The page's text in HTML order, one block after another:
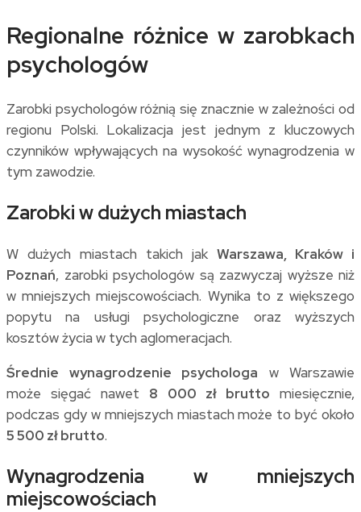
Regionalne różnice w zarobkach
psychologów
Zarobki psychologów różnią się znacznie w zależności od
regionu Polski. Lokalizacja jest jednym z kluczowych
czynników wpływających na wysokość wynagrodzenia w
tym zawodzie.
Zarobki w dużych miastach
W dużych miastach takich jak Warszawa, Kraków i
Poznań, zarobki psychologów są zazwyczaj wyższe niż
w mniejszych miejscowościach. Wynika to z większego
popytu na usługi psychologiczne oraz wyższych
kosztów życia w tych aglomeracjach.
Średnie wynagrodzenie psychologa w Warszawie
może sięgać nawet 8 000 zł brutto miesięcznie,
podczas gdy w mniejszych miastach może to być około
5 500 zł brutto.
Wynagrodzenia w mniejszych
miejscowościach